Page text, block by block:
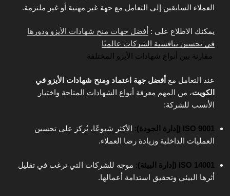
العملاء السابقين إلى التعامل مع جهة غير مهنية أو غير ملتزمة.
يمكنك الاطلاع على : أفضل جهات منح شهادات الأيزو ودورها
في تحسين تنافسية الشركات عالميًا
مقارنة بين أنواع شهادات الأيزو المختلفة
عند التعامل مع أفضل جهة اعتماد ومنح شهادات الأيزو في
الكويت، من المهم معرفة أنواع الشهادات المتاحة واختيار
الأنسب للشركة:
ISO 9001 (إدارة الجودة) : الأكثر شيوعًا، يُركز على تحسين
العمليات الداخلية وزيادة رضا العملاء.
ISO 14001 (إدارة البيئة) : موجه للشركات التي ترغب في تقليل
أثرها البيئي وتحقيق استدامة أعمالها.